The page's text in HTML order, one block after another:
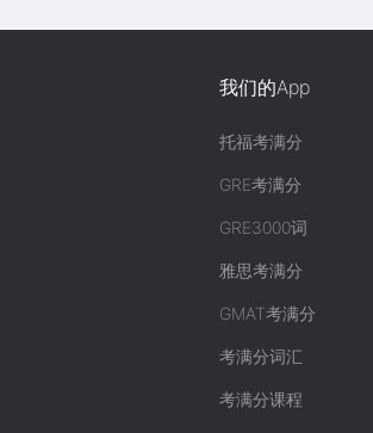
我们的App
托福考满分
GRE考满分
GRE3000词
雅思考满分
GMAT考满分
考满分词汇
考满分课程